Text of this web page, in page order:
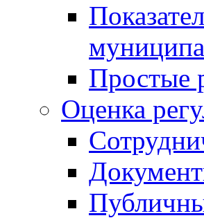
Простые
Оценка